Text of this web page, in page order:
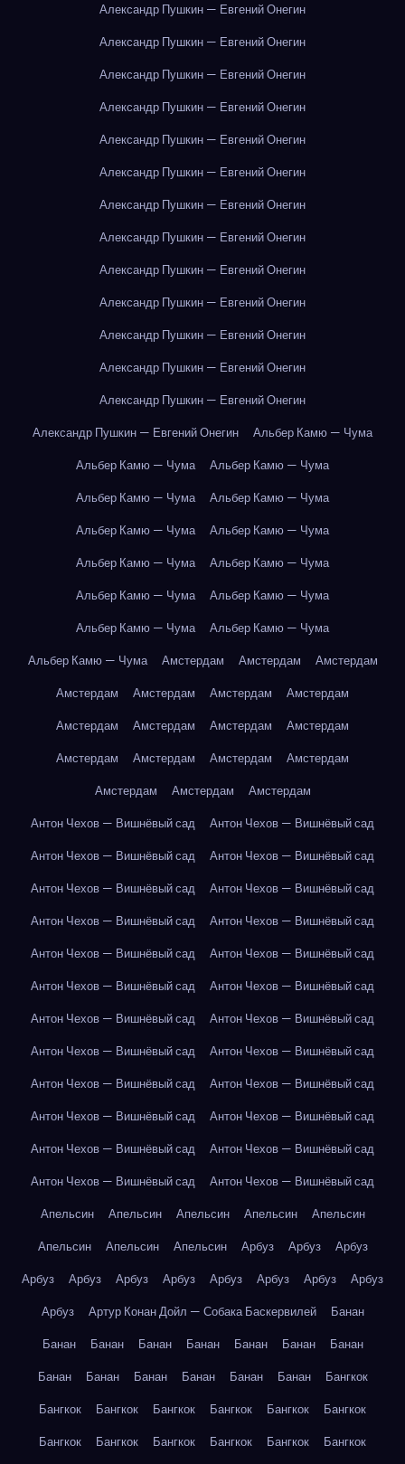
Александр Пушкин — Евгений Онегин
Александр Пушкин — Евгений Онегин
Александр Пушкин — Евгений Онегин
Александр Пушкин — Евгений Онегин
Александр Пушкин — Евгений Онегин
Александр Пушкин — Евгений Онегин
Александр Пушкин — Евгений Онегин
Александр Пушкин — Евгений Онегин
Александр Пушкин — Евгений Онегин
Александр Пушкин — Евгений Онегин
Александр Пушкин — Евгений Онегин
Александр Пушкин — Евгений Онегин
Александр Пушкин — Евгений Онегин
Александр Пушкин — Евгений Онегин
Альбер Камю — Чума
Альбер Камю — Чума
Альбер Камю — Чума
Альбер Камю — Чума
Альбер Камю — Чума
Альбер Камю — Чума
Альбер Камю — Чума
Альбер Камю — Чума
Альбер Камю — Чума
Альбер Камю — Чума
Альбер Камю — Чума
Альбер Камю — Чума
Альбер Камю — Чума
Альбер Камю — Чума
Амстердам Амстердам
Амстердам
Амстердам
Амстердам Амстердам
Амстердам
Амстердам
Амстердам Амстердам
Амстердам
Амстердам
Амстердам Амстердам
Амстердам
Амстердам
Амстердам
Амстердам
Антон Чехов — Вишнёвый сад
Антон Чехов — Вишнёвый сад
Антон Чехов — Вишнёвый сад
Антон Чехов — Вишнёвый сад
Антон Чехов — Вишнёвый сад
Антон Чехов — Вишнёвый сад
Антон Чехов — Вишнёвый сад
Антон Чехов — Вишнёвый сад
Антон Чехов — Вишнёвый сад
Антон Чехов — Вишнёвый сад
Антон Чехов — Вишнёвый сад
Антон Чехов — Вишнёвый сад
Антон Чехов — Вишнёвый сад
Антон Чехов — Вишнёвый сад
Антон Чехов — Вишнёвый сад
Антон Чехов — Вишнёвый сад
Антон Чехов — Вишнёвый сад
Антон Чехов — Вишнёвый сад
Антон Чехов — Вишнёвый сад
Антон Чехов — Вишнёвый сад
Антон Чехов — Вишнёвый сад
Антон Чехов — Вишнёвый сад
Антон Чехов — Вишнёвый сад
Антон Чехов — Вишнёвый сад
Апельсин
Апельсин Апельсин Апельсин
Апельсин
Апельсин
Апельсин Апельсин Арбуз Арбуз
Арбуз
Арбуз
Арбуз Арбуз Арбуз Арбуз Арбуз Арбуз
Арбуз
Арбуз
Артур Конан Дойл — Собака Баскервилей
Банан
Банан
Банан Банан Банан Банан Банан
Банан
Банан
Банан Банан Банан Банан Банан
Бангкок
Бангкок
Бангкок Бангкок Бангкок Бангкок
Бангкок
Бангкок
Бангкок Бангкок Бангкок Бангкок Бангкок